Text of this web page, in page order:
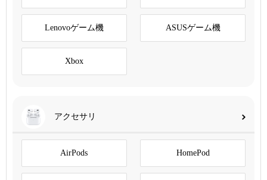
Lenovoゲーム機 ASUSゲーム機
Xbox
アクセサリ
AirPods HomePod